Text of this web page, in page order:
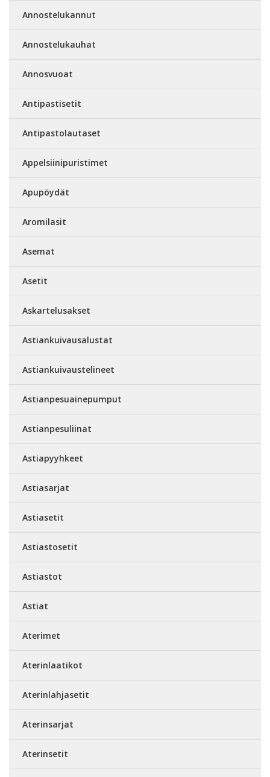
Annostelukannut
Annostelukauhat
Annosvuoat
Antipastisetit
Antipastolautaset
Appelsiinipuristimet
Apupöydät
Aromilasit
Asemat
Asetit
Askartelusakset
Astiankuivausalustat
Astiankuivaustelineet
Astianpesuainepumput
Astianpesuliinat
Astiapyyhkeet
Astiasarjat
Astiasetit
Astiastosetit
Astiastot
Astiat
Aterimet
Aterinlaatikot
Aterinlahjasetit
Aterinsarjat
Aterinsetit